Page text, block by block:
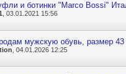
и ботинки "Marco Bossi"
, 03.01.2021 15:56
мужскую обувь, размер 43
, 04.01.2026 12:25